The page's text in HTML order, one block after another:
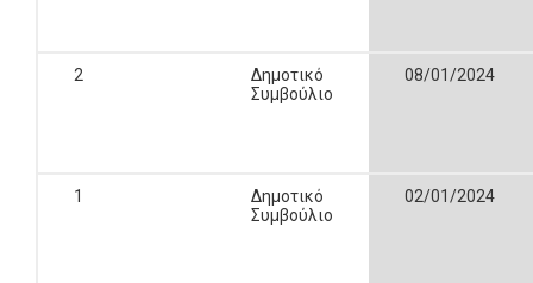
2
Δημοτικό
Συμβούλιο
08/01/2024
1
Δημοτικό
Συμβούλιο
02/01/2024